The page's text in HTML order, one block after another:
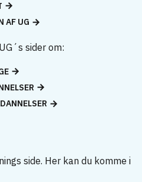
AF UG
sider om:
side. Her kan du komme i